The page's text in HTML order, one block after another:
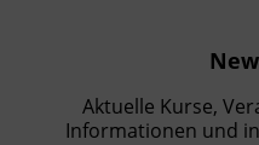
Aktuelle Kurse,
Informationen und